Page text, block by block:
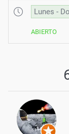
Lunes -
ABIERTO